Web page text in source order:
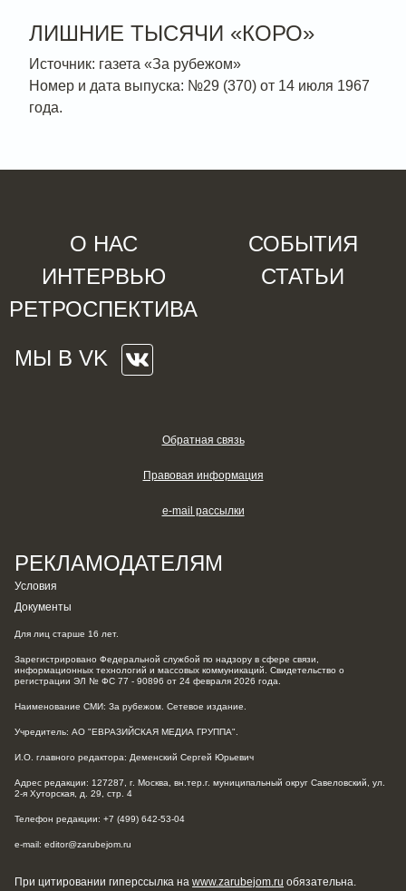
ЛИШНИЕ ТЫСЯЧИ «КОРО»
Источник: газета «За рубежом»
Номер и дата выпуска: №29 (370) от 14 июля 1967
года.
О НАС
СОБЫТИЯ
ИНТЕРВЬЮ
СТАТЬИ
РЕТРОСПЕКТИВА
МЫ В VK
РЕКЛАМОДАТЕЛЯМ
Условия
Документы
Обратная связь
Правовая информация
e-mail рассылки
Для лиц старше 16 лет.
Зарегистрировано Федеральной службой по надзору в сфере связи,
информационных технологий и массовых коммуникаций. Свидетельство о
регистрации ЭЛ № ФС 77 - 90896 от 24 февраля 2026 года.
Наименование СМИ: За рубежом. Сетевое издание.
Учредитель: АО "ЕВРАЗИЙСКАЯ МЕДИА ГРУППА".
И.О. главного редактора: Деменский Сергей Юрьевич
Адрес редакции: 127287, г. Москва, вн.тер.г. муниципальный округ Савеловский, ул.
2-я Хуторская, д. 29, стр. 4
Телефон редакции: +7 (499) 642-53-04
e-mail: editor@zarubejom.ru
При цитировании гиперссылка на www.zarubejom.ru обязательна.